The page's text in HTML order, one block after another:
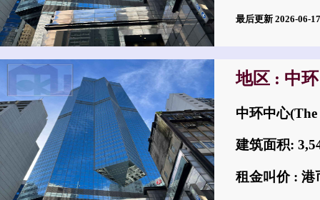
最后更新 2026-06-
地区 : 中环
中环中心
建筑面积:
租金叫价 : 港